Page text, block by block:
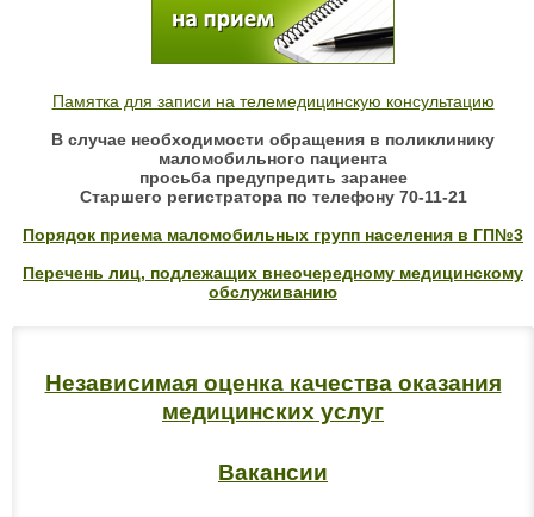
Памятка для записи на телемедицинскую консультацию
В случае необходимости обращения в поликлинику
маломобильного пациента
просьба предупредить заранее
Старшего регистратора по телефону 70-11-21
Порядок приема маломобильных групп населения в ГП№3
Перечень лиц, подлежащих внеочередному медицинскому
обслуживанию
Независимая оценка качества оказания
медицинских услуг
Вакансии